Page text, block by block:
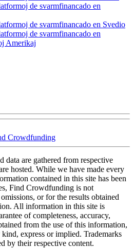
de svarmfinancado en
de svarmfinancado en Svedio
de svarmfinancado en
Amerikaj
data are gathered from respective
hosted. While we have made every
contained in this site has been
Find Crowdfunding is not
or for the results obtained
All information in this site is
of completeness, accuracy,
from the use of this information,
express or implied. Trademarks
by their respective content.